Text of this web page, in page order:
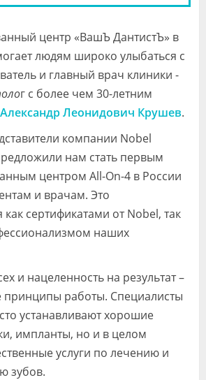
центр «ВашЪ ДантистЪ» в
людям широко улыбаться с
и главный врач клиники -
г с более чем 30-летним
Александр Леонидович Крушев.
компании Nobel
нам стать первым
центром All-On-4 в России
и врачам. Это
как сертификатами от Nobel, так
наших
и нацеленность на результат –
работы. Специалисты
устанавливают хорошие
импланты, но и в целом
услуги по лечению и
зубов.